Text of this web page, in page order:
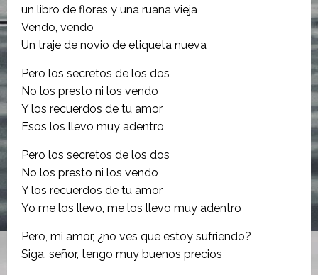
un libro de flores y una ruana vieja
Vendo, vendo
Un traje de novio de etiqueta nueva
Pero los secretos de los dos
No los presto ni los vendo
Y los recuerdos de tu amor
Esos los llevo muy adentro
Pero los secretos de los dos
No los presto ni los vendo
Y los recuerdos de tu amor
Yo me los llevo, me los llevo muy adentro
Pero, mi amor, ¿no ves que estoy sufriendo?
Siga, señor, tengo muy buenos precios